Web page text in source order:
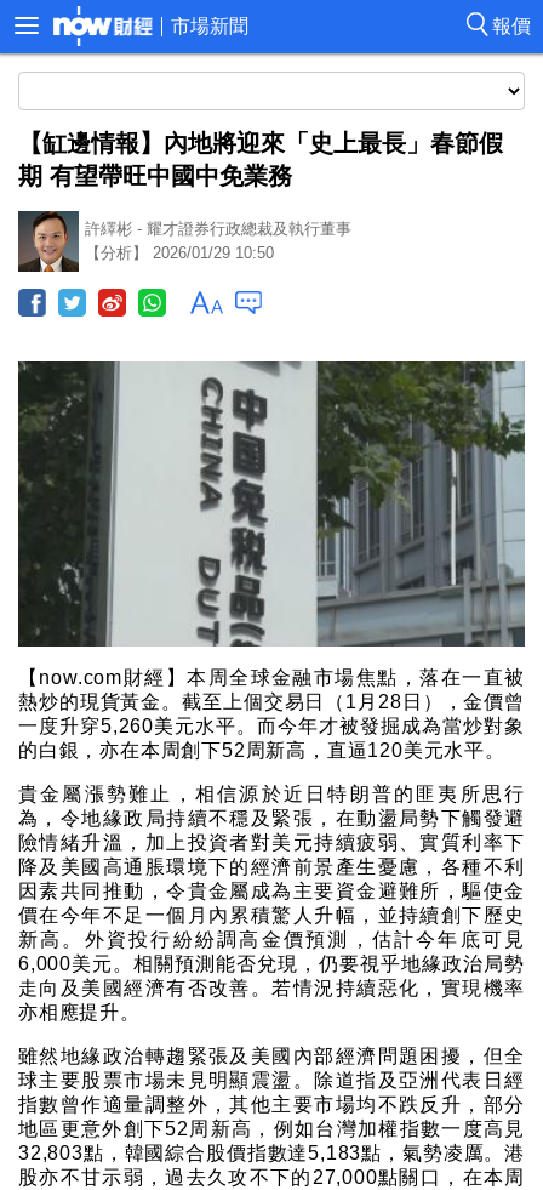
報價
市場新聞
【缸邊情報】內地將迎來「史上最長」春節假
期 有望帶旺中國中免業務
許繹彬 - 耀才證券行政總裁及執行董事
【分析】 2026/01/29 10:50
【now.com財經】本周全球金融市場焦點，落在一直被
熱炒的現貨黃金。截至上個交易日（1月28日），金價曾
一度升穿5,260美元水平。而今年才被發掘成為當炒對象
的白銀，亦在本周創下52周新高，直逼120美元水平。
貴金屬漲勢難止，相信源於近日特朗普的匪夷所思行
為，令地緣政局持續不穩及緊張，在動盪局勢下觸發避
險情緒升溫，加上投資者對美元持續疲弱、實質利率下
降及美國高通脹環境下的經濟前景產生憂慮，各種不利
因素共同推動，令貴金屬成為主要資金避難所，驅使金
價在今年不足一個月內累積驚人升幅，並持續創下歷史
新高。外資投行紛紛調高金價預測，估計今年底可見
6,000美元。相關預測能否兌現，仍要視乎地緣政治局勢
走向及美國經濟有否改善。若情況持續惡化，實現機率
亦相應提升。
雖然地緣政治轉趨緊張及美國內部經濟問題困擾，但全
球主要股票市場未見明顯震盪。除道指及亞洲代表日經
指數曾作適量調整外，其他主要市場均不跌反升，部分
地區更意外創下52周新高，例如台灣加權指數一度高見
32,803點，韓國綜合股價指數達5,183點，氣勢凌厲。港
股亦不甘示弱，過去久攻不下的27,000點關口，在本周